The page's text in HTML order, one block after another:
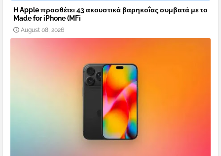
Η Apple προσθέτει 43 ακουστικά βαρηκοΐας συμβατά με το
Made for iPhone (MFi
August 08, 2026